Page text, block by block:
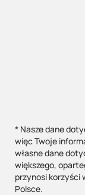
* Nasze dane
więc Twoje
własne dane
większego,
przynosi korzyści
Polsce.